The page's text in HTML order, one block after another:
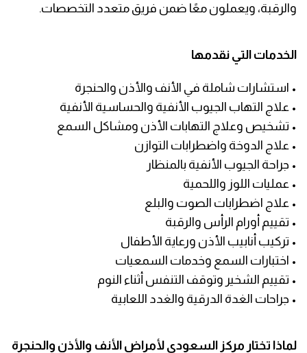
والرقبة، ويعملون معًا ضمن فريق متعدد التخصصات.
الخدمات التي نقدمها
• استشارات شاملة في الأنف والأذن والحنجرة
• علاج التهاب الجيوب الأنفية والحساسية الأنفية
• تشخيص وعلاج التهابات الأذن ومشاكل السمع
• علاج الدوخة واضطرابات التوازن
• جراحة الجيوب الأنفية بالمنظار
• عمليات اللوز واللحمية
• علاج اضطرابات الصوت والبلع
• تقييم أورام الرأس والرقبة
• تركيب أنابيب الأذن ورعاية الأطفال
• اختبارات السمع وخدمات السمعيات
• تقييم الشخير وتوقف التنفس أثناء النوم
• جراحات الغدة الدرقية والغدد اللعابية
لماذا تختار مركز السعودي لأمراض الأنف والأذن والحنجرة